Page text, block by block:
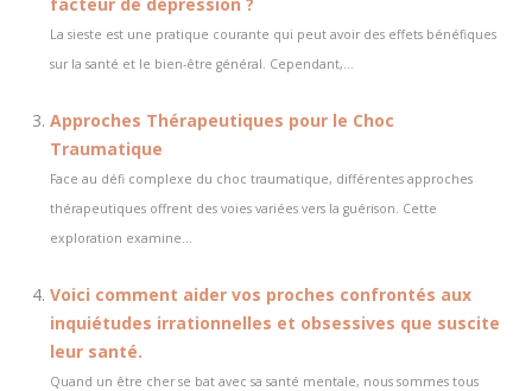
La sieste est une pratique courante qui peut avoir des effets bénéfiques
sur la santé et le bien-être général. Cependant,...
Approches Thérapeutiques pour le Choc
Traumatique
Face au défi complexe du choc traumatique, différentes approches
thérapeutiques offrent des voies variées vers la guérison. Cette
exploration examine...
Voici comment aider vos proches confrontés aux
inquiétudes irrationnelles et obsessives que suscite
leur santé.
Quand un être cher se bat avec sa santé mentale, nous sommes tous